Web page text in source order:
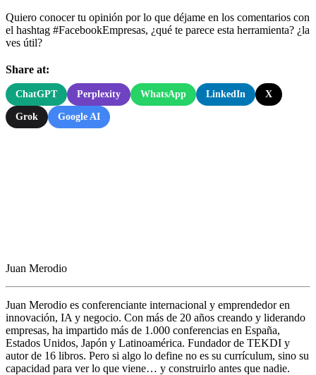
Quiero conocer tu opinión por lo que déjame en los comentarios con
el hashtag #FacebookEmpresas, ¿qué te parece esta herramienta? ¿la
ves útil?
Share at:
ChatGPT Perplexity WhatsApp LinkedIn X
Grok Google AI
Juan Merodio
Juan Merodio es conferenciante internacional y emprendedor en
innovación, IA y negocio. Con más de 20 años creando y liderando
empresas, ha impartido más de 1.000 conferencias en España,
Estados Unidos, Japón y Latinoamérica. Fundador de TEKDI y
autor de 16 libros. Pero si algo lo define no es su currículum, sino su
capacidad para ver lo que viene… y construirlo antes que nadie.